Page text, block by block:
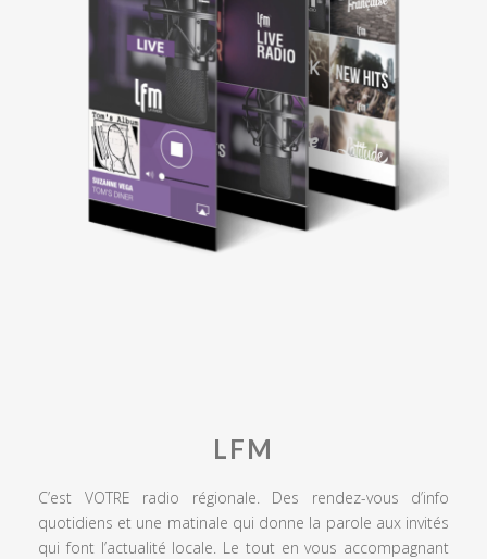
LFM
C’est VOTRE radio régionale. Des rendez-vous d’info
quotidiens et une matinale qui donne la parole aux invités
qui font l’actualité locale. Le tout en vous accompagnant